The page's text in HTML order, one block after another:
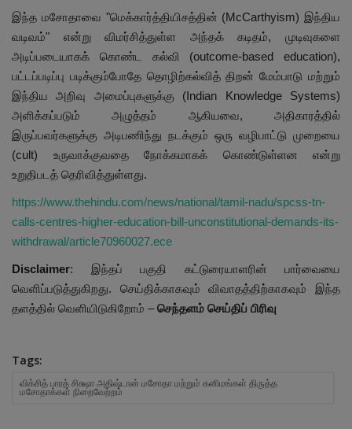
இந்த மசோதாவை "மெக்கார்த்தியிசத்தின் (McCarthyism) இந்திய
வடிவம்" என்று விமர்சித்துள்ள அந்தக் கடிதம், முடிவுகளை
அடிப்படையாகக் கொண்ட கல்வி (outcome-based education),
பட்டப்படிப்பு படிக்கும்போதே தொழிற்கல்வித் திறன் மேம்பாடு மற்றும்
இந்திய அறிவு அமைப்புகளுக்கு (Indian Knowledge Systems)
அளிக்கப்படும் அழுத்தம் ஆகியவை, அதிகாரத்தில்
இருப்பவர்களுக்கு அடிபணிந்து நடக்கும் ஒரு வழிபாட்டு முறையை
(cult) உருவாக்குவதை நோக்கமாகக் கொண்டுள்ளன என்று
உறுதிபடத் தெரிவித்துள்ளது.
https://www.thehindu.com/news/national/tamil-nadu/spcss-tn-
calls-centres-higher-education-bill-unconstitutional-demands-its-
withdrawal/article70960027.ece
Disclaimer: இந்தப் பகுதி கட்டுரையாளரின் பார்வையை
வெளிப்படுத்துகிறது. செய்திக்காகவும் விவாதத்திற்காகவும் இந்த
தளத்தில் வெளியிடுகிறோம் –செந்தளம் செய்திப் பிரிவு
Tags:
விக்சித் பாரத் சிக்ஷா அதிஷ்டான் மசோதா மற்றும் கனிமங்கள் திருத்த
மசோதாக்கள் நிறைவேற்றம்